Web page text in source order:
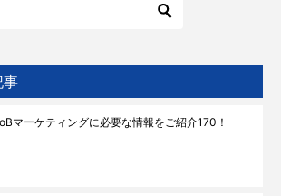
事
マーケティングに必要な情報をご紹介170！